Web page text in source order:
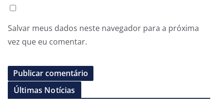
Salvar meus dados neste navegador para a próxima
vez que eu comentar.
Últimas Notícias